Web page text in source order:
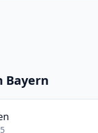
Bayern